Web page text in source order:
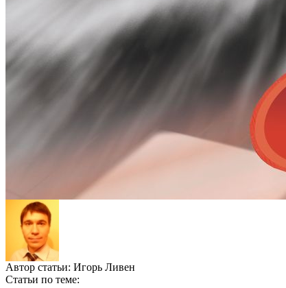
Автор статьи: Игорь Ливен
Статьи по теме: